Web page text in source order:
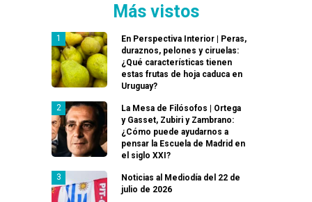
Más vistos
En Perspectiva Interior | Peras,
duraznos, pelones y ciruelas:
¿Qué características tienen
estas frutas de hoja caduca en
Uruguay?
La Mesa de Filósofos | Ortega
y Gasset, Zubiri y Zambrano:
¿Cómo puede ayudarnos a
pensar la Escuela de Madrid en
el siglo XXI?
Noticias al Mediodía del 22 de
julio de 2026